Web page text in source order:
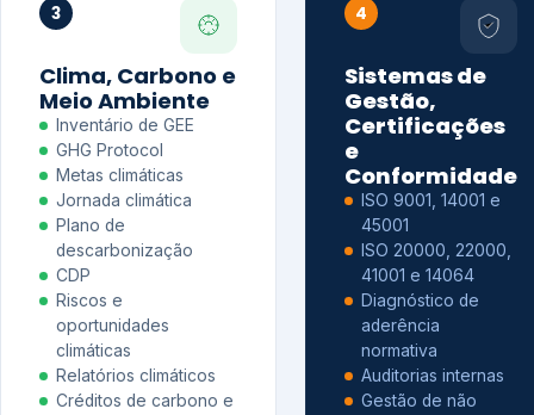
3
Clima, Carbono e
Meio Ambiente
Inventário de GEE
GHG Protocol
Metas climáticas
Jornada climática
Plano de
descarbonização
CDP
Riscos e
oportunidades
climáticas
Relatórios climáticos
Créditos de carbono e
4
Sistemas de
Gestão,
Certificações
e
Conformidade
ISO 9001, 14001 e
45001
ISO 20000, 22000,
41001 e 14064
Diagnóstico de
aderência
normativa
Auditorias internas
Gestão de não